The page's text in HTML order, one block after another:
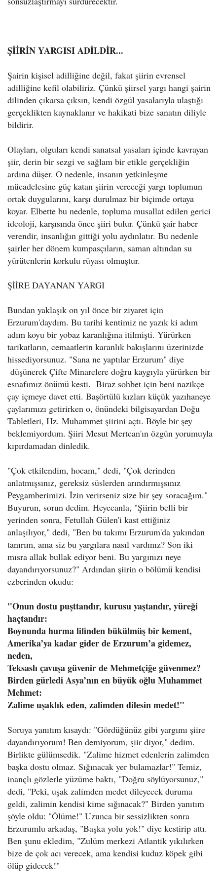
ŞİİRİN YARGISI ADİLDİR...
Şairin kişisel adilliğine değil, fakat şiirin evrensel
adilliğine kefil olabiliriz. Çünkü şiirsel yargı hangi şairin
dilinden çıkarsa çıksın, kendi özgül yasalarıyla ulaştığı
gerçeklikten kaynaklanır ve hakikati bize sanatın diliyle
bildirir.
Olayları, olguları kendi sanatsal yasaları içinde kavrayan
şiir, derin bir sezgi ve sağlam bir etikle gerçekliğin
ardına düşer. O nedenle, insanın yetkinleşme
mücadelesine güç katan şiirin vereceği yargı toplumun
ortak duygularını, karşı durulmaz bir biçimde ortaya
koyar. Elbette bu nedenle, topluma musallat edilen gerici
ideoloji, karşısında önce şiiri bulur. Çünkü şair haber
verendir, insanlığın gittiği yolu aydınlatır. Bu nedenle
şairler her dönem kumpasçıların, saman altından su
yürütenlerin korkulu rüyası olmuştur.
ŞİİRE DAYANAN YARGI
Bundan yaklaşık on yıl önce bir ziyaret için
Erzurum'daydım. Bu tarihi kentimiz ne yazık ki adım
adım koyu bir yobaz karanlığına itilmişti. Yürürken
tarikatların, cemaatlerin karanlık bakışlarını üzerinizde
hissediyorsunuz. "Sana ne yaptılar Erzurum" diye
düşünerek Çifte Minarelere doğru kaygıyla yürürken bir
esnafımız önümü kesti. Biraz sohbet için beni nazikçe
çay içmeye davet etti. Başörtülü kızları küçük yazıhaneye
çaylarımızı getirirken o, önündeki bilgisayardan Doğu
Tabletleri, Hz. Muhammet şiirini açtı. Böyle bir şey
beklemiyordum. Şiiri Mesut Mertcan'ın özgün yorumuyla
kıpırdamadan dinledik.
"Çok etkilendim, hocam," dedi, "Çok derinden
anlatmışsınız, gereksiz süslerden arındırmışsınız
Peygamberimizi. İzin verirseniz size bir şey soracağım."
Buyurun, sorun dedim. Heyecanla, "Şiirin belli bir
yerinden sonra, Fetullah Gülen'i kast ettiğiniz
anlaşılıyor," dedi, "Ben bu takımı Erzurum'da yakından
tanırım, ama siz bu yargılara nasıl vardınız? Son iki
mısra allak bullak ediyor beni. Bu yargınızı neye
dayandırıyorsunuz?" Ardından şiirin o bölümü kendisi
ezberinden okudu:
"Onun dostu puşttandır, kurusu yaştandır, yüreği
haçtandır:
Boynunda hurma lifinden bükülmüş bir kement,
Amerika’ya kadar gider de Erzurum’a gidemez,
neden,
Teksaslı çavuşa güvenir de Mehmetçiğe güvenmez?
Birden gürledi Asya’nın en büyük oğlu Muhammet
Mehmet:
Zalime uşaklık eden, zalimden dilesin medet!"
Soruya yanıtım kısaydı: "Gördüğünüz gibi yargımı şiire
dayandırıyorum! Ben demiyorum, şiir diyor," dedim.
Birlikte gülümsedik. "Zalime hizmet edenlerin zalimden
başka dostu olmaz. Sığınacak yer bulamazlar!" Temiz,
inançlı gözlerle yüzüme baktı, "Doğru söylüyorsunuz,"
dedi, "Peki, uşak zalimden medet dileyecek duruma
geldi, zalimin kendisi kime sığınacak?" Birden yanıtım
şöyle oldu: "Ölüme!" Uzunca bir sessizlikten sonra
Erzurumlu arkadaş, "Başka yolu yok!" diye kestirip attı.
Ben şunu ekledim, "Zulüm merkezi Atlantik yıkılırken
bize de çok acı verecek, ama kendisi kuduz köpek gibi
ölüp gidecek!"